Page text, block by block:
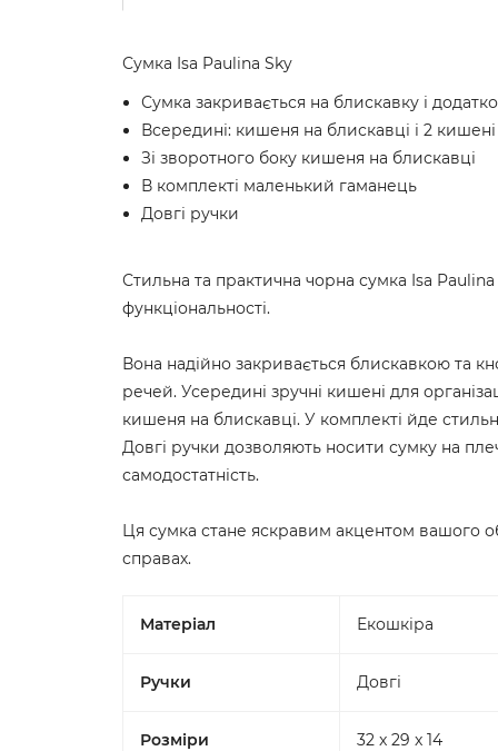
Сумка Isa Paulina Sky
Сумка закривається на блискавку і
Всередині: кишеня на блискавці і 2
Зі зворотного боку кишеня на блискавці
В комплекті маленький гаманець
Довгі ручки
Стильна та практична чорна сумка Isa
функціональності.
Вона надійно закривається блискавкою та
речей. Усередині зручні кишені для
кишеня на блискавці. У комплекті йде
Довгі ручки дозволяють носити сумку на
самодостатність.
Ця сумка стане яскравим акцентом вашого
справах.
Матеріал Екошкіра
Ручки Довгі
Розміри 32 x 29 x 14